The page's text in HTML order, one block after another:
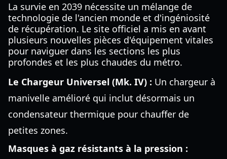
La survie en 2039 nécessite un mélange de
technologie de l'ancien monde et d'ingéniosité
de récupération. Le site officiel a mis en avant
plusieurs nouvelles pièces d'équipement vitales
pour naviguer dans les sections les plus
profondes et les plus chaudes du métro.
Le Chargeur Universel (Mk. IV) : Un chargeur à
manivelle amélioré qui inclut désormais un
condensateur thermique pour chauffer de
petites zones.
Masques à gaz résistants à la pression :